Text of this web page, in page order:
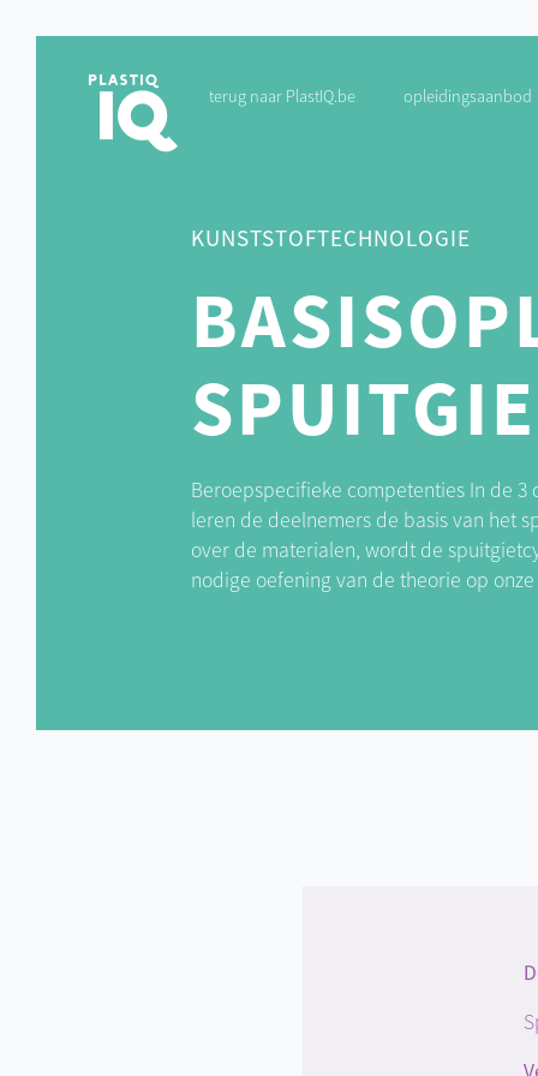
terug naar PlastIQ.be opleidingsaanbod
KUNSTSTOFTECHNOLOGIE
Beroepspecifieke competenties In de
leren de deelnemers de basis van het
over de materialen, wordt de
nodige oefening van de theorie op